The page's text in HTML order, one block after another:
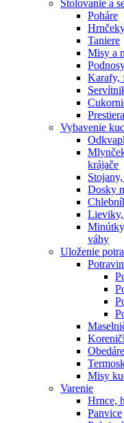
Stolovanie a
Poháre
Taniere
Misy a
Karafy,
Vybavenie
krájače
Dosky
Lieviky,
váhy
Uloženie
Obedáre
Misy
Varenie
Hrnce,
Panvice